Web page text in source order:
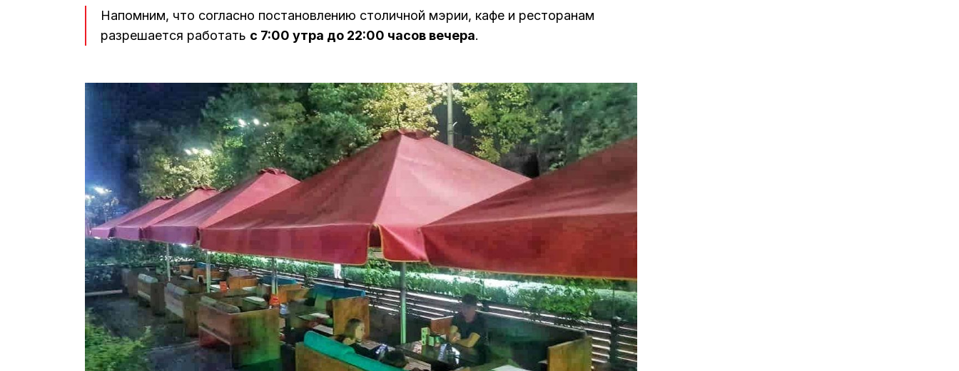
Напомним, что согласно постановлению столичной мэрии, кафе и ресторанам
разрешается работать с 7:00 утра до 22:00 часов вечера.